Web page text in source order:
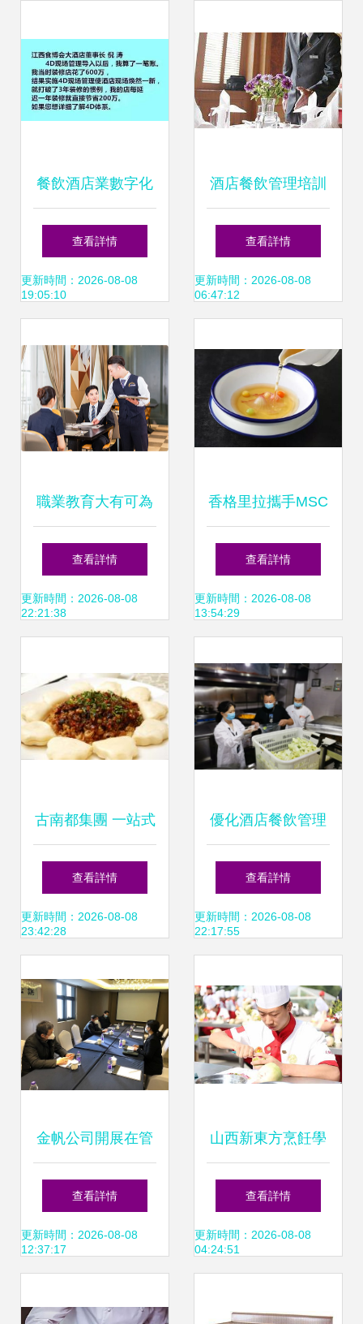
餐飲酒店業數字化
轉型新篇章 聚焦6
月16-17日“3S數字
飲管理”探索與實踐
查看詳情
更新時間：2026-08-08
19:05:10
酒店餐飲管理培訓
如何選擇優質培訓
班及核心要點解析
查看詳情
更新時間：2026-08-08
06:47:12
職業教育大有可為
鄭州新東方烹飪學
校酒店餐飲管理專
查看詳情
更新時間：2026-08-08
22:21:38
香格里拉攜手MSC
引領奢華酒店餐飲
的可持續海味新標
查看詳情
更新時間：2026-08-08
13:54:29
古南都集團 一站式
體驗南京風情，盡
在酒店、餐飲與特
查看詳情
更新時間：2026-08-08
23:42:28
優化酒店餐飲管理
提升賓客體驗與運
營效率的雙重引擎
查看詳情
更新時間：2026-08-08
22:17:55
金帆公司開展在管
酒店復工復產專項
檢查 筑牢疫情防控
查看詳情
更新時間：2026-08-08
12:37:17
山西新東方烹飪學
校大廚精英專業 鍛
造廚藝與管理并重
查看詳情
更新時間：2026-08-08
04:24:51